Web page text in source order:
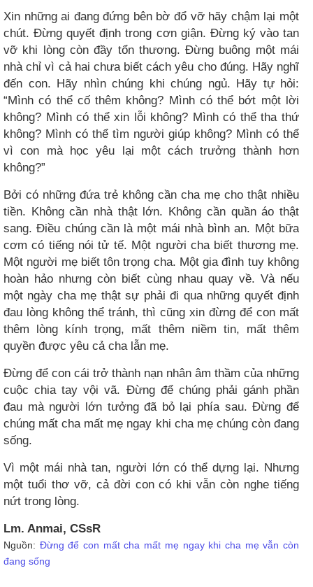
Xin những ai đang đứng bên bờ đổ vỡ hãy chậm lại một
chút. Đừng quyết định trong cơn giận. Đừng ký vào tan
vỡ khi lòng còn đầy tổn thương. Đừng buông một mái
nhà chỉ vì cả hai chưa biết cách yêu cho đúng. Hãy nghĩ
đến con. Hãy nhìn chúng khi chúng ngủ. Hãy tự hỏi:
“Mình có thể cố thêm không? Mình có thể bớt một lời
không? Mình có thể xin lỗi không? Mình có thể tha thứ
không? Mình có thể tìm người giúp không? Mình có thể
vì con mà học yêu lại một cách trưởng thành hơn
không?”
Bởi có những đứa trẻ không cần cha mẹ cho thật nhiều
tiền. Không cần nhà thật lớn. Không cần quần áo thật
sang. Điều chúng cần là một mái nhà bình an. Một bữa
cơm có tiếng nói tử tế. Một người cha biết thương mẹ.
Một người mẹ biết tôn trọng cha. Một gia đình tuy không
hoàn hảo nhưng còn biết cùng nhau quay về. Và nếu
một ngày cha mẹ thật sự phải đi qua những quyết định
đau lòng không thể tránh, thì cũng xin đừng để con mất
thêm lòng kính trọng, mất thêm niềm tin, mất thêm
quyền được yêu cả cha lẫn mẹ.
Đừng để con cái trở thành nạn nhân âm thầm của những
cuộc chia tay vội vã. Đừng để chúng phải gánh phần
đau mà người lớn tưởng đã bỏ lại phía sau. Đừng để
chúng mất cha mất mẹ ngay khi cha mẹ chúng còn đang
sống.
Vì một mái nhà tan, người lớn có thể dựng lại. Nhưng
một tuổi thơ vỡ, cả đời con có khi vẫn còn nghe tiếng
nứt trong lòng.
Lm. Anmai, CSsR
Nguồn: Đừng để con mất cha mất mẹ ngay khi cha mẹ vẫn còn
đang sống